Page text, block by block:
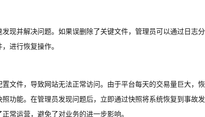
现并解决问题。如果误删除了关键文件，管理员可以通过日志
进行恢复操作。
文件，导致网站无法正常访问。由于平台每天的交易量巨大，
功能。在管理员发现问题后，立即通过快照将系统恢复到事故
常运营，避免了对业务的进一步影响。